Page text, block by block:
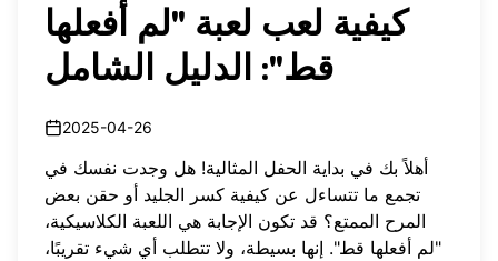
كيفية لعب لعبة "لم أفعلها
قط": الدليل الشامل
2025-04-26
أهلاً بك في بداية الحفل المثالية! هل وجدت نفسك في
تجمع ما تتساءل عن كيفية كسر الجليد أو حقن بعض
المرح الممتع؟ قد تكون الإجابة هي اللعبة الكلاسيكية،
"لم أفعلها قط". إنها بسيطة، ولا تتطلب أي شيء تقريبًا،